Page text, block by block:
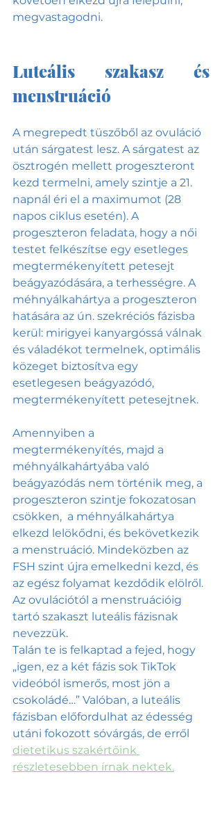
megvastagodni.
Luteális szakasz és
menstruáció
A megrepedt tüszőből az ovuláció
után sárgatest lesz. A sárgatest az
ösztrogén mellett progeszteront
kezd termelni, amely szintje a 21.
napnál éri el a maximumot (28
napos ciklus esetén). A
progeszteron feladata, hogy a női
testet felkészítse egy esetleges
megtermékenyített petesejt
beágyazódására, a terhességre. A
méhnyálkahártya a progeszteron
hatására az ún. szekréciós fázisba
kerül: mirigyei kanyargóssá válnak
és váladékot termelnek, optimális
közeget biztosítva egy
esetlegesen beágyazódó,
megtermékenyített petesejtnek.
Amennyiben a
megtermékenyítés, majd a
méhnyálkahártyába való
beágyazódás nem történik meg, a
progeszteron szintje fokozatosan
csökken,  a méhnyálkahártya
elkezd lelökődni, és bekövetkezik
a menstruáció. Mindeközben az
FSH szint újra emelkedni kezd, és
az egész folyamat kezdődik elölről.
Az ovulációtól a menstruációig
tartó szakaszt luteális fázisnak
nevezzük.
Talán te is felkaptad a fejed, hogy
„igen, ez a két fázis sok TikTok
videóból ismerős, most jön a
csokoládé…” Valóban, a luteális
fázisban előfordulhat az édesség
utáni fokozott sóvárgás, de erről
dietetikus szakértőink
részletesebben írnak nektek.